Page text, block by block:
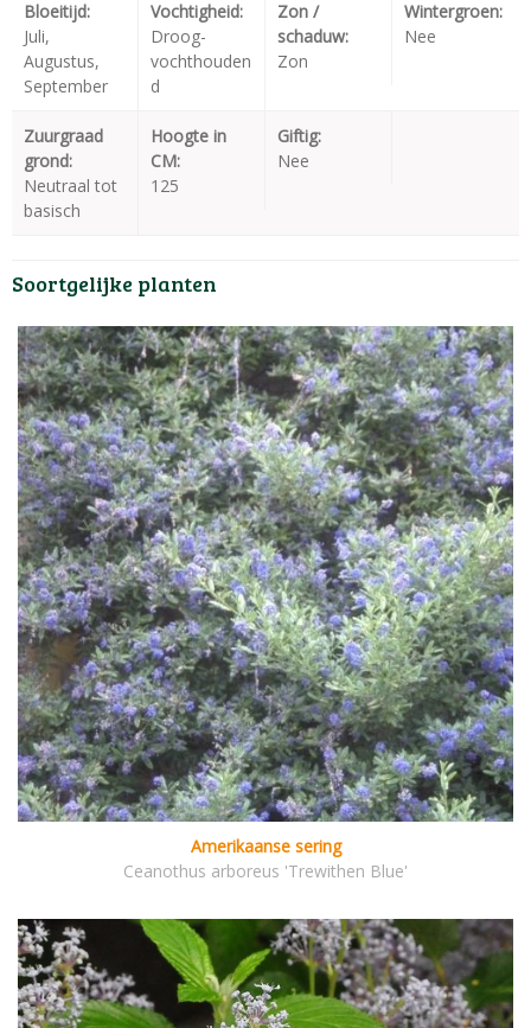
Bloeitijd:
Juli,
Augustus,
September
Vochtigheid:
Droog-
vochthouden
d
Zon /
schaduw:
Zon
Wintergroen:
Nee
Zuurgraad
grond:
Neutraal tot
basisch
Hoogte in
CM:
125
Giftig:
Nee
Soortgelijke planten
Amerikaanse sering
Ceanothus arboreus 'Trewithen Blue'